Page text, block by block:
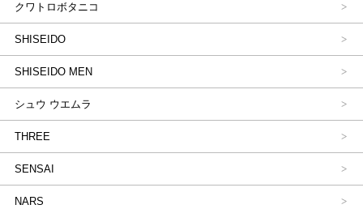
クワトロボタニコ
SHISEIDO
SHISEIDO MEN
シュウ ウエムラ
THREE
SENSAI
NARS